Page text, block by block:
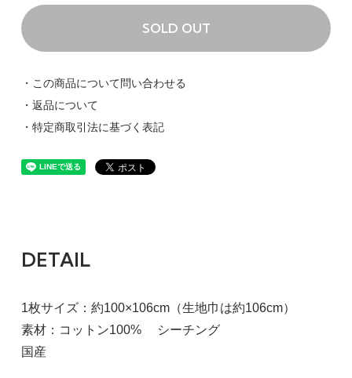
SOLD OUT
・この商品について問い合わせる
・返品について
・特定商取引法に基づく表記
DETAIL
1枚サイズ：約100×106cm（生地巾は約106cm）
素材：コットン100% シーチング
国産